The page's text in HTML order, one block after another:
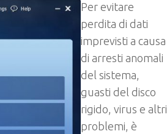
Per evitare
perdita di dati
imprevisti a causa
di arresti anomali
del sistema,
guasti del disco
rigido, virus e altri
problemi, è